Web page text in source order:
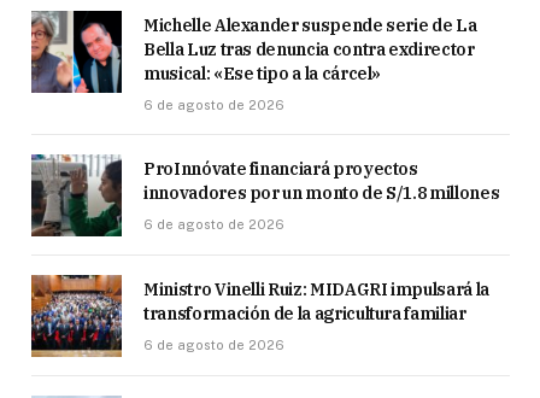
Michelle Alexander suspende serie de La
Bella Luz tras denuncia contra exdirector
musical: «Ese tipo a la cárcel»
6 de agosto de 2026
ProInnóvate financiará proyectos
innovadores por un monto de S/1.8 millones
6 de agosto de 2026
Ministro Vinelli Ruiz: MIDAGRI impulsará la
transformación de la agricultura familiar
6 de agosto de 2026